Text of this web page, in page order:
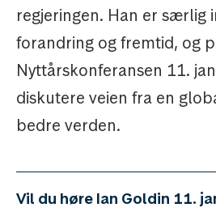
regjeringen. Han er særlig
forandring og fremtid, og
Nyttårskonferansen 11.
diskutere veien fra en
bedre verden.
Vil du høre Ian Goldin 11.